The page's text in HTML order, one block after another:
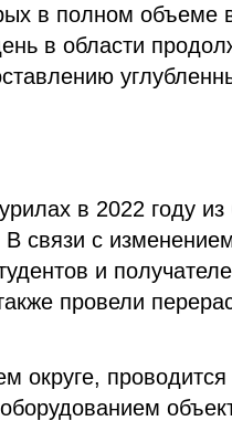
в полном объеме
в области
в 2022 году
связи с
и
провели
округе, проводится